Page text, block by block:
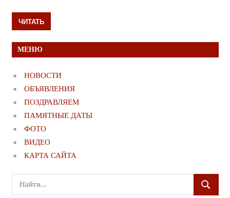
ЧИТАТЬ
МЕНЮ
НОВОСТИ
ОБЪЯВЛЕНИЯ
ПОЗДРАВЛЯЕМ
ПАМЯТНЫЕ ДАТЫ
ФОТО
ВИДЕО
КАРТА САЙТА
Поиск
для:
ПОИСК